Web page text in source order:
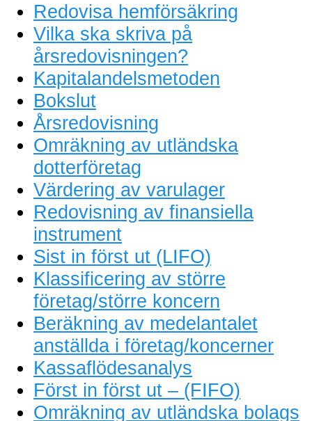
Redovisa hemförsäkring
Vilka ska skriva på
årsredovisningen?
Kapitalandelsmetoden
Bokslut
Årsredovisning
Omräkning av utländska
dotterföretag
Värdering av varulager
Redovisning av finansiella
instrument
Sist in först ut (LIFO)
Klassificering av större
företag/större koncern
Beräkning av medelantalet
anställda i företag/koncerner
Kassaflödesanalys
Först in först ut – (FIFO)
Omräkning av utländska bolags